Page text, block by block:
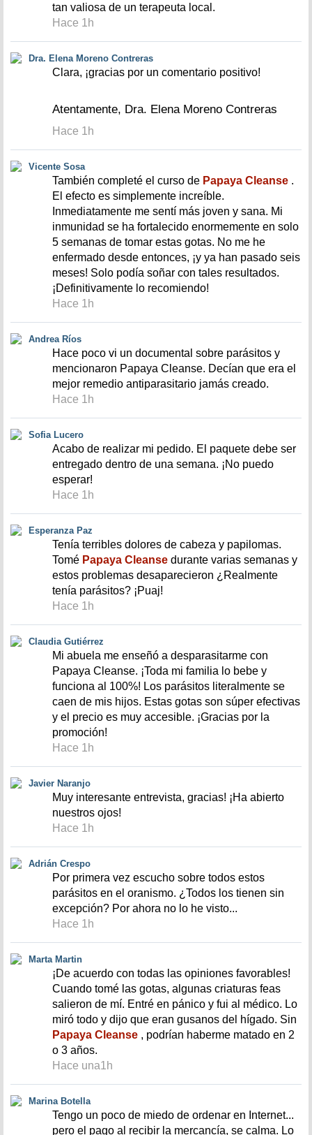
tan valiosa de un terapeuta local.
Hace 1h
Dra. Elena Moreno Contreras
Clara, ¡gracias por un comentario positivo!
Atentamente, Dra. Elena Moreno Contreras
Hace 1h
Vicente Sosa
También completé el curso de Papaya Cleanse .
El efecto es simplemente increíble.
Inmediatamente me sentí más joven y sana. Mi
inmunidad se ha fortalecido enormemente en solo
5 semanas de tomar estas gotas. No me he
enfermado desde entonces, ¡y ya han pasado seis
meses! Solo podía soñar con tales resultados.
¡Definitivamente lo recomiendo!
Hace 1h
Andrea Ríos
Hace poco vi un documental sobre parásitos y
mencionaron Papaya Cleanse. Decían que era el
mejor remedio antiparasitario jamás creado.
Hace 1h
Sofia Lucero
Acabo de realizar mi pedido. El paquete debe ser
entregado dentro de una semana. ¡No puedo
esperar!
Hace 1h
Esperanza Paz
Tenía terribles dolores de cabeza y papilomas.
Tomé Papaya Cleanse durante varias semanas y
estos problemas desaparecieron ¿Realmente
tenía parásitos? ¡Puaj!
Hace 1h
Claudia Gutiérrez
Mi abuela me enseñó a desparasitarme con
Papaya Cleanse. ¡Toda mi familia lo bebe y
funciona al 100%! Los parásitos literalmente se
caen de mis hijos. Estas gotas son súper efectivas
y el precio es muy accesible. ¡Gracias por la
promoción!
Hace 1h
Javier Naranjo
Muy interesante entrevista, gracias! ¡Ha abierto
nuestros ojos!
Hace 1h
Adrián Crespo
Por primera vez escucho sobre todos estos
parásitos en el oranismo. ¿Todos los tienen sin
excepción? Por ahora no lo he visto...
Hace 1h
Marta Martin
¡De acuerdo con todas las opiniones favorables!
Cuando tomé las gotas, algunas criaturas feas
salieron de mí. Entré en pánico y fui al médico. Lo
miró todo y dijo que eran gusanos del hígado. Sin
Papaya Cleanse , podrían haberme matado en 2
o 3 años.
Hace una1h
Marina Botella
Tengo un poco de miedo de ordenar en Internet...
pero el pago al recibir la mercancía, se calma. Lo